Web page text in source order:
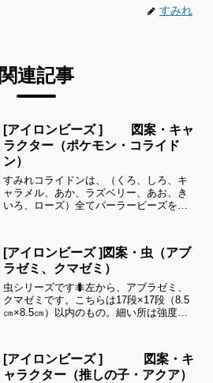
すみれ
関連記事
[アイロンビーズ ] 図案・キャ
ラクター（ポケモン・コライド
ン）
すみれコライドンは、（くろ、しろ、キ
ャラメル、あか、ラズベリー、あお、き
いろ、ローズ）全てパーラービーズを使
案を見ることができます！お時間があり
ましたら、他の図案もぜひ...
[アイロンビーズ ]図案・虫（アブ
ラゼミ、クマゼミ）
虫シリーズです🐜左から、アブラゼミ、
クマゼミです。こちらは17段×17段（8.5
㎝×8.5㎝）以内のもの。細い所は強度が
もの集中力にもちょうど良いようです。
全部作ること...
[アイロンビーズ ] 図案・キ
ャラクター（推しの子・アクア）